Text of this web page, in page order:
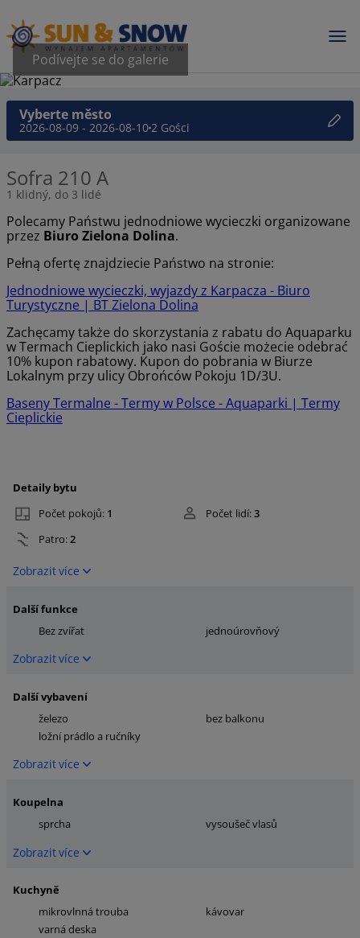
Podívejte se do galerie
Vyberte město
2026-08-09 - 2026-08-102 Gości
Sofra 210 A
1 klidný, do 3 lidé
Polecamy Państwu jednodniowe wycieczki organizowane
przez Biuro Zielona Dolina.
Pełną ofertę znajdziecie Państwo na stronie:
Jednodniowe wycieczki, wyjazdy z Karpacza - Biuro
Turystyczne | BT Zielona Dolina
Zachęcamy także do skorzystania z rabatu do Aquaparku
w Termach Cieplickich jako nasi Goście możecie odebrać
10% kupon rabatowy. Kupon do pobrania w Biurze
Lokalnym przy ulicy Obrońców Pokoju 1D/3U.
Baseny Termalne - Termy w Polsce - Aquaparki | Termy
Cieplickie
Detaily bytu
Počet pokojů: 1 Počet lidí:3
Patro:2
Zobrazit více
Další funkce
Bez zvířat
jednoúrovňový
Zobrazit více
Další vybavení
železo
bez balkonu
ložní prádlo a ručníky
Zobrazit více
Koupelna
sprcha
vysoušeč vlasů
Zobrazit více
Kuchyně
mikrovlnná trouba
kávovar
varná deska